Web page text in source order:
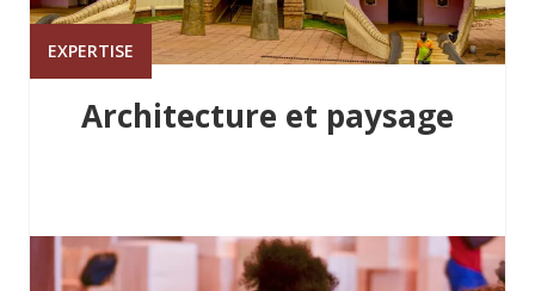
EXPERTISE
Architecture et paysage